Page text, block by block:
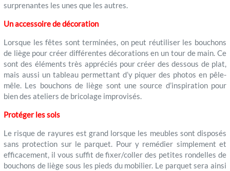
surprenantes les unes que les autres.
Un accessoire de décoration
Lorsque les fêtes sont terminées, on peut réutiliser les bouchons
de liège pour créer différentes décorations en un tour de main. Ce
sont des éléments très appréciés pour créer des dessous de plat,
mais aussi un tableau permettant d’y piquer des photos en pêle-
mêle. Les bouchons de liège sont une source d’inspiration pour
bien des ateliers de bricolage improvisés.
Protéger les sols
Le risque de rayures est grand lorsque les meubles sont disposés
sans protection sur le parquet. Pour y remédier simplement et
efficacement, il vous suffit de fixer/coller des petites rondelles de
bouchons de liège sous les pieds du mobilier. Le parquet sera ainsi